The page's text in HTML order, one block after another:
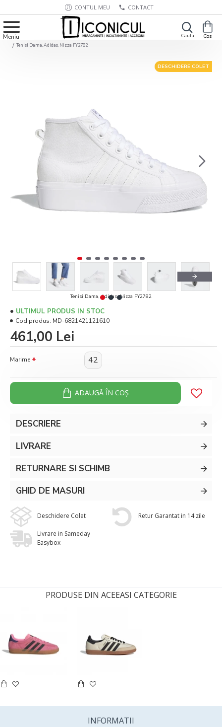
CONTUL MEU CONTACT
Tenisi Dama, Adidas, Nizza FY2782
DESCHIDERE COLET
Tenisi Dama, Adidas, Nizza FY2782
461,00 Lei
ULTIMUL PRODUS IN STOC
Cod produs: MD-6821421121610
Marime 42
ADAUGĂ ÎN COŞ
DESCRIERE
LIVRARE
RETURNARE SI SCHIMB
GHID DE MASURI
Deschidere Colet Retur Garantat in 14 zile
Livrare in Sameday
Easybox
PRODUSE DIN ACEEASI CATEGORIE
INFORMATII